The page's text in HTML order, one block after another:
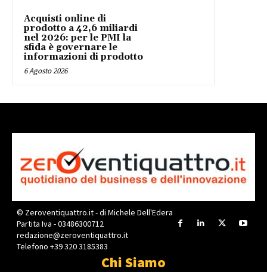
Acquisti online di
prodotto a 42,6 miliardi
nel 2026: per le PMI la
sfida è governare le
informazioni di prodotto
6 Agosto 2026
© Zeroventiquattro.it - di Michele Dell'Edera
Partita Iva - 03486300712
redazione@zeroventiquattro.it
Telefono +39 320 3185383
Chi Siamo